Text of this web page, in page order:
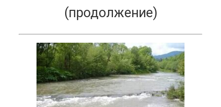
(продолжение)